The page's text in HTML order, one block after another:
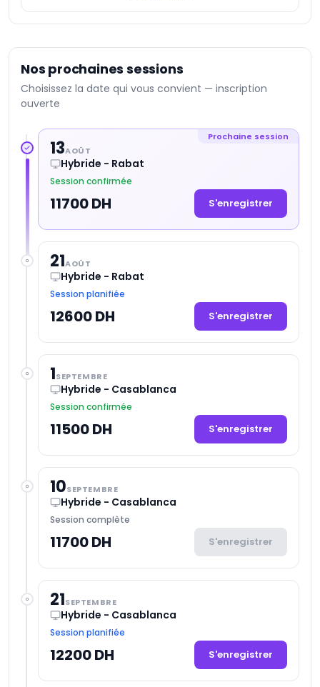
Nos prochaines sessions
Choisissez la date qui vous convient — inscription
ouverte
Prochaine session
13AOÛT
Hybride - Rabat
Session confirmée
11700 DH S'enregistrer
21AOÛT
Hybride - Rabat
Session planifiée
12600 DH S'enregistrer
1SEPTEMBRE
Hybride - Casablanca
Session confirmée
11500 DH S'enregistrer
10SEPTEMBRE
Hybride - Casablanca
Session complète
11700 DH S'enregistrer
21SEPTEMBRE
Hybride - Casablanca
Session planifiée
12200 DH S'enregistrer